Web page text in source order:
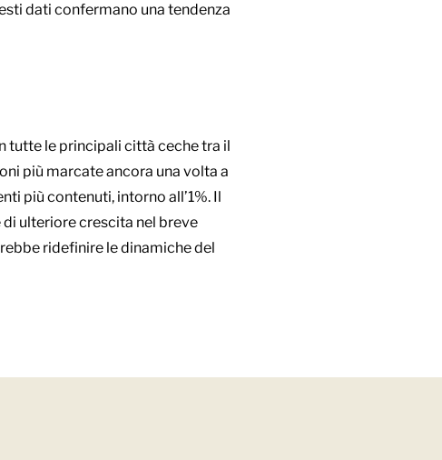
dati confermano una tendenza
tutte le principali città ceche tra il
più marcate ancora una volta a
più contenuti, intorno all’1%. Il
ulteriore crescita nel breve
ridefinire le dinamiche del